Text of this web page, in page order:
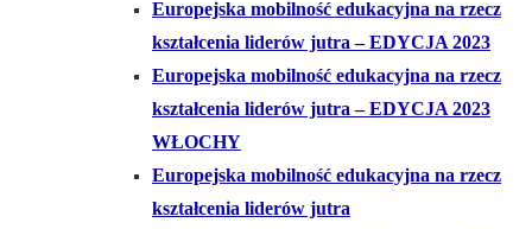
Europejska mobilność edukacyjna na rzecz
kształcenia liderów jutra – EDYCJA 2023
Europejska mobilność edukacyjna na rzecz
kształcenia liderów jutra – EDYCJA 2023
WŁOCHY
Europejska mobilność edukacyjna na rzecz
kształcenia liderów jutra